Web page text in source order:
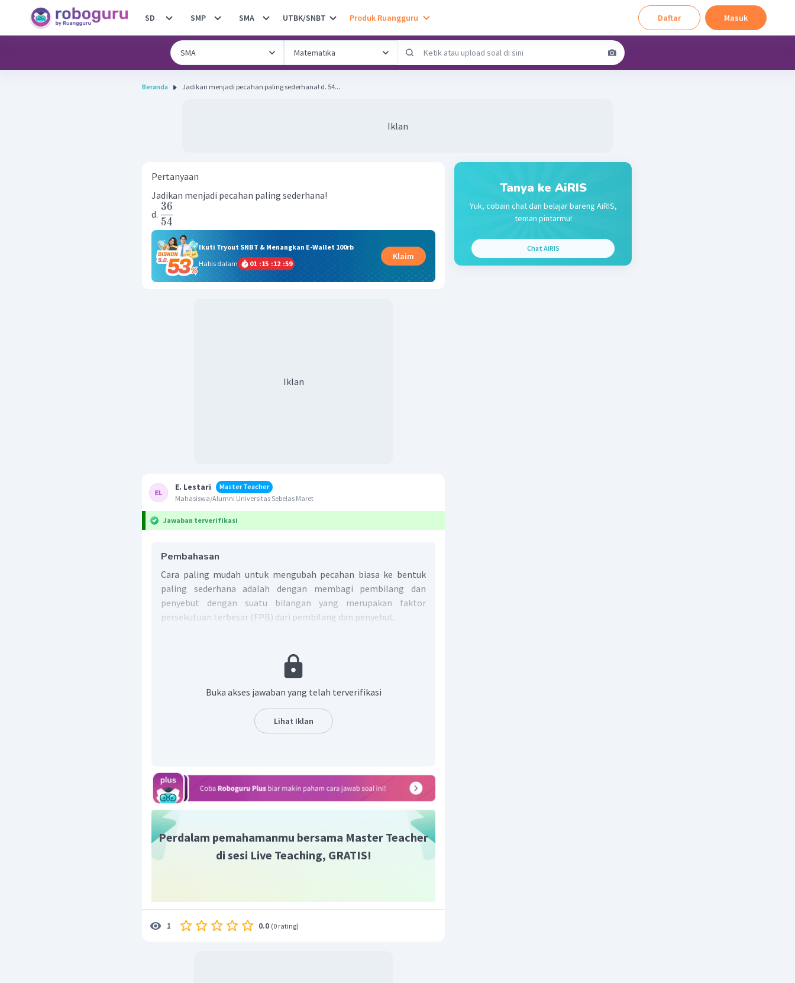
SD SMP SMA UTBK/SNBT Produk Ruangguru Daftar Masuk
Beranda Jadikan menjadi pecahan paling sederhana! d. 54...
Iklan
Pertanyaan
Jadikan menjadi pecahan paling sederhana!
d.
54
36
Ikuti Tryout SNBT & Menangkan E-Wallet 100rb
Habis dalam
01 :15 :12 :58
Klaim
Iklan
E. Lestari
Master Teacher
Mahasiswa/Alumni Universitas Sebelas Maret
Jawaban terverifikasi
Pembahasan
Cara paling mudah untuk mengubah pecahan biasa ke bentuk
paling sederhana adalah dengan membagi pembilang dan
penyebut dengan suatu bilangan yang merupakan faktor
persekutuan terbesar (FPB) dari pembilang dan penyebut.
Jadi, pecahan paling sederhana dari
Buka akses jawaban yang telah terverifikasi
Lihat Iklan
Perdalam pemahamanmu bersama Master Teacher
di sesi Live Teaching, GRATIS!
1 0.0 (0 rating)
Tanya ke AiRIS
Yuk, cobain chat dan belajar bareng AiRIS,
teman pintarmu!
Chat AiRIS